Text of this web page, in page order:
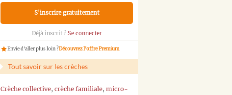
S'inscrire gratuitement
Déjà inscrit ? Se connecter
Envie d'aller plus loin ?Découvrez l'offre Premium
Tout savoir sur les crèches
Crèche collective, crèche familiale, micro-